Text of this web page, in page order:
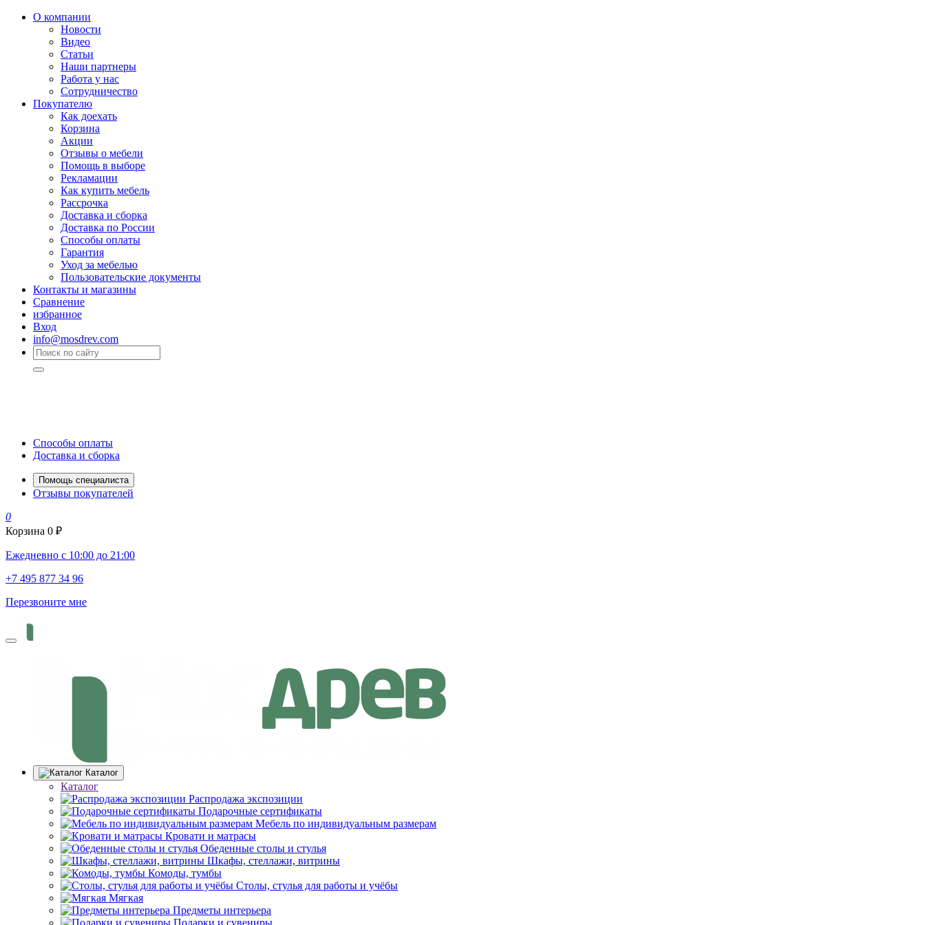
О компании
Новости
Видео
Статьи
Наши партнеры
Работа у нас
Сотрудничество
Покупателю
Как доехать
Корзина
Акции
Отзывы о мебели
Помощь в выборе
Рекламации
Как купить мебель
Рассрочка
Доставка и сборка
Доставка по России
Способы оплаты
Гарантия
Уход за мебелью
Пользовательские документы
Контакты и магазины
Сравнение
избранное
Вход
info@mosdrev.com
Способы оплаты
Доставка и сборка
Помощь специалиста
Отзывы покупателей
0
Корзина 0 ₽
Ежедневно с 10:00 до 21:00
+7 495 877 34 96
Перезвоните мне
Каталог
Каталог
Распродажа экспозиции
Подарочные сертификаты
Мебель по индивидуальным размерам
Кровати и матрасы
Обеденные столы и стулья
Шкафы, стеллажи, витрины
Комоды, тумбы
Столы, стулья для работы и учёбы
Мягкая
Предметы интерьера
Подарки и сувениры